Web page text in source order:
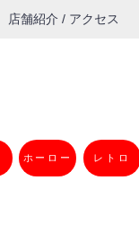
店舗紹介 / アクセス
ホーロー レトロ